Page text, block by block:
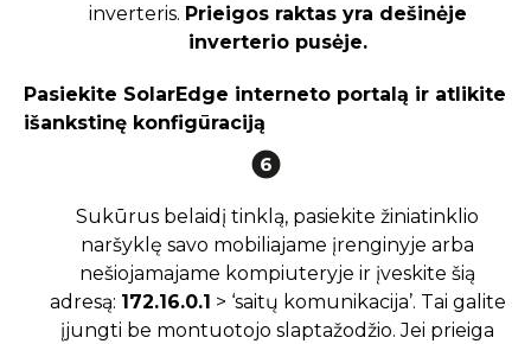
inverteris. Prieigos raktas yra dešinėje
inverterio pusėje.
Pasiekite SolarEdge interneto portalą ir atlikite
išankstinę konfigūraciją
Sukūrus belaidį tinklą, pasiekite žiniatinklio
naršyklę savo mobiliajame įrenginyje arba
nešiojamajame kompiuteryje ir įveskite šią
adresą: 172.16.0.1 > ‘saitų komunikacija’. Tai galite
įjungti be montuotojo slaptažodžio. Jei prieiga